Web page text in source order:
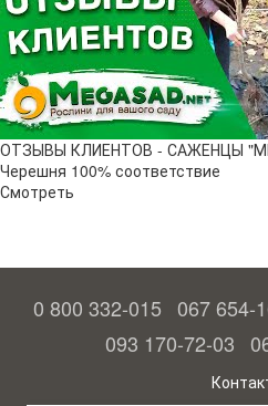
ОТЗЫВЫ КЛИЕНТОВ - САЖЕНЦЫ
Черешня 100% соответствие
Смотреть
0 800 332-015 067 654-
093 170-72-03